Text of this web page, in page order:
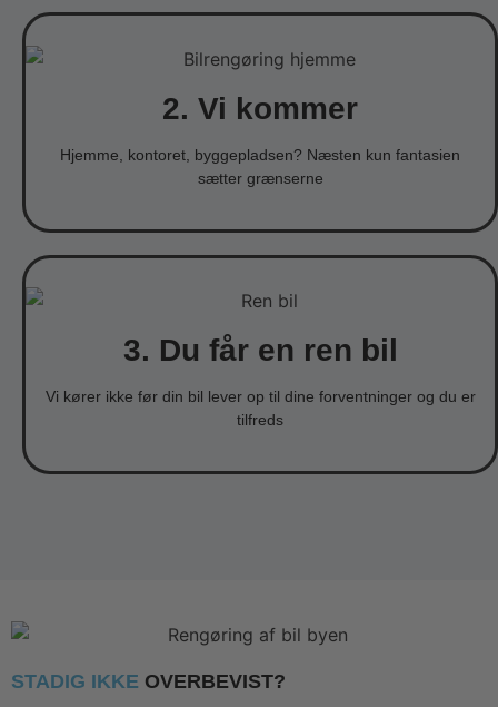
2. Vi kommer
Hjemme, kontoret, byggepladsen? Næsten kun fantasien
sætter grænserne
3. Du får en ren bil
Vi kører ikke før din bil lever op til dine forventninger og du er
tilfreds
STADIG IKKE OVERBEVIST?